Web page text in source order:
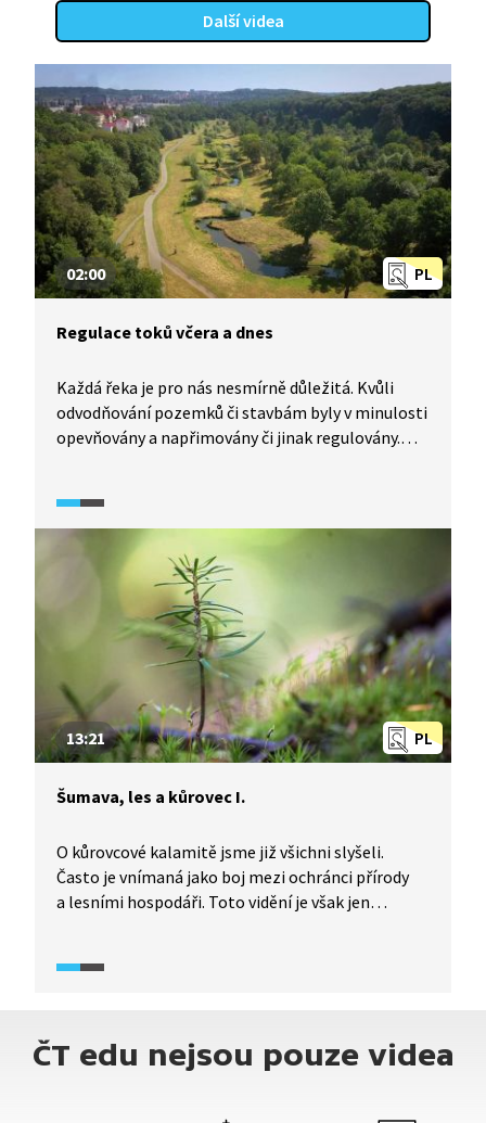
Další videa
PL
02:00
Regulace toků včera a dnes
Každá řeka je pro nás nesmírně důležitá. Kvůli
odvodňování pozemků či stavbám byly v minulosti
opevňovány a napřimovány či jinak regulovány.
byla chyba, kterou se nyní snažíme draze napravit.
PL
13:21
Šumava, les a kůrovec I.
O kůrovcové kalamitě jsme již všichni slyšeli.
Často je vnímaná jako boj mezi ochránci přírody
a lesními hospodáři. Toto vidění je však jen
paleontologů, historiků a dalších, problematika
umí pro životní prostředí zajistit oběť kůrovce:
ČT edu nejsou pouze videa